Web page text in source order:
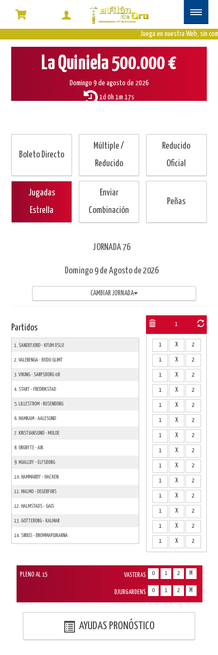
Quiniela
Juega en nuestra Web, sin
La Quiniela500.000 €
Domingo 9 de agosto de 2026
1d 0h 1m 16s
Boleto Directo
Múltiple /
Reducido
Reducido
Oficial
Jugadas
Estrella
Enviar
Combinación
Peñas
JORNADA 76
Domingo 9 de Agosto de 2026
CAMBIAR JORNADA
Partidos
1. SANDEFJORD - KFUM OSLO
2. VALERENGA - BODO GLIMT
3. VIKING - SARPSBORG 08
4. START - FREDRIKSTAD
5. LILLESTROM - ROSENBORG
6. HAMKAM - AALESUND
7. KRISTIANSUND - MOLDE
8. ORGRYTE - AIK
9. MJALLBY - ELFSBORG
10. HAMMARBY - HACKEN
11. MALMO - DEGERFORS
12. HALMSTADS - GAIS
13. GOTTEBORG - KALMAR
14. SIRIUS - BROMMAPOJKARNA
1
1 X 2
1 X 2
1 X 2
1 X 2
1 X 2
1 X 2
1 X 2
1 X 2
1 X 2
1 X 2
1 X 2
1 X 2
1 X 2
1 X 2
PLENO AL 15 VASTERAS 0 1 2 M
DJURGARDENS 0 1 2 M
AYUDAS PRONÓSTICO